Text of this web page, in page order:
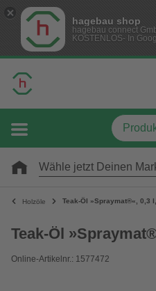
hagebau shop
hagebau connect
KOSTENLOS- In
Wähle jetzt Deinen
Holzöle Teak-Öl »Spraymat®«, 0,3
Teak-Öl
Online-Artikelnr.: 1577472